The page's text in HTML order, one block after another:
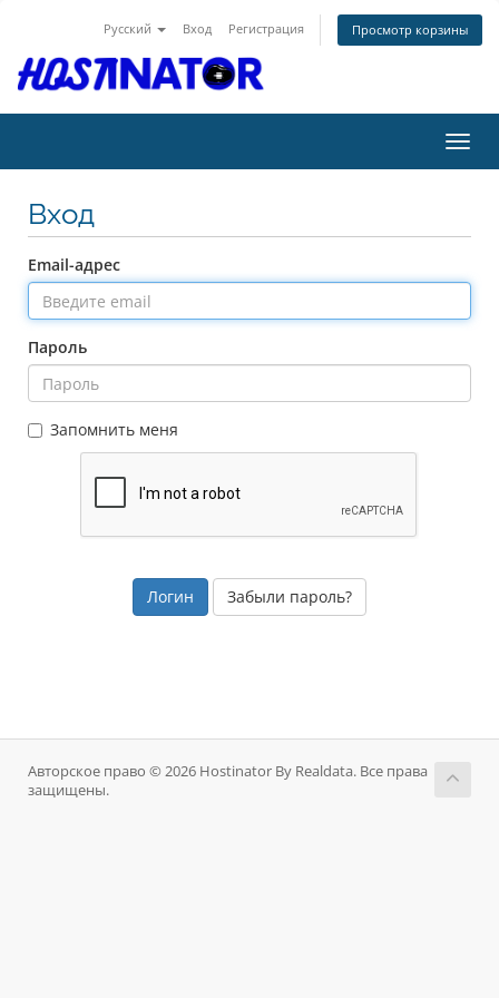
Русский Вход Регистрация Просмотр корзины
Вход
Email-адрес
Пароль
Запомнить меня
Забыли пароль?
Авторское право © 2026 Hostinator By Realdata. Все права
защищены.